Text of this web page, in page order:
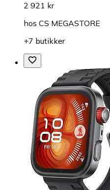
2 921 kr
hos CS MEGASTORE
+7 butikker